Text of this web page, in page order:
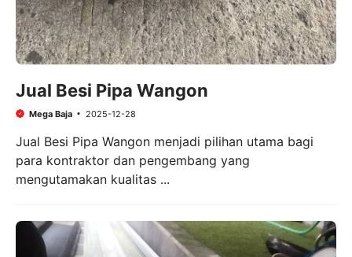
Jual Besi Pipa Wangon
Mega Baja 2025-12-28
Jual Besi Pipa Wangon menjadi pilihan utama bagi
para kontraktor dan pengembang yang
mengutamakan kualitas ...